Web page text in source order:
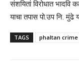
संशयितां विरोधात
याचा तपास पो.उप नि.
TAGS phaltan crime